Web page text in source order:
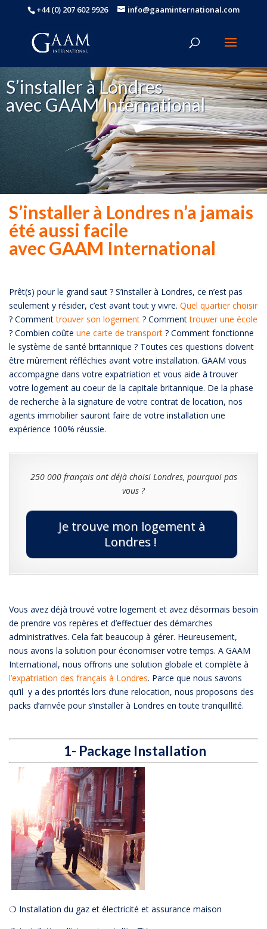
+44 (0) 207 602 9926 info@gaaminternational.com
S’installer à Londres
avec GAAM International
S’installer à Londres n’a jamais
été aussi facile
avec GAAM International
Prêt(s) pour le grand saut ? S’installer à Londres, ce n’est pas
seulement y résider, c’est avant tout y vivre. Quel quartier choisir
? Commenttrouver son logement ? Commenttrouver une école
? Combien coûte une carte de transport ? Comment fonctionne
le système de santé britannique ? Toutes ces questions doivent
être mûrement réfléchies avant votre installation. GAAM vous
accompagne dans votre expatriation et vous aide à trouver
votre logement au coeur de la capitale britannique. De la phase
de recherche à la signature de votre contrat de location, nos
agents immobilier sauront faire de votre installation une
expérience 100% réussie.
250 000 français ont déjà choisi Londres, pourquoi pas
vous ?
Je trouve mon logement à
Londres !
Vous avez déjà trouvé votre logement et avez désormais besoin
de prendre vos repères et d’effectuer des démarches
administratives. Cela fait beaucoup à gérer. Heureusement,
nous avons la solution pour économiser votre temps. A GAAM
International, nous offrons une solution globale et complète à
l’expatriation des français à Londres. Parce que nous savons
qu’il y a des priorités lors d’une relocation, nous proposons des
packs d’arrivée pour s’installer à Londres en toute tranquillité.
1- Package Installation
❍ Installation du gaz et électricité et assurance maison